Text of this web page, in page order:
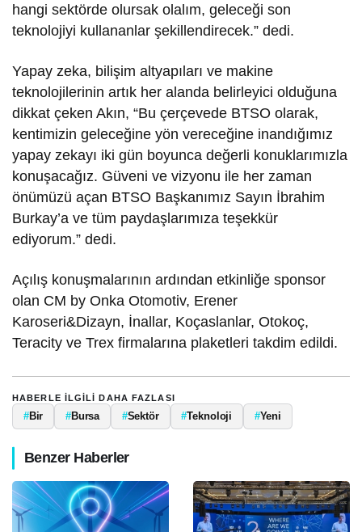
hangi sektörde olursak olalım, geleceği son
teknolojiyi kullananlar şekillendirecek.” dedi.
Yapay zeka, bilişim altyapıları ve makine
teknolojilerinin artık her alanda belirleyici olduğuna
dikkat çeken Akın, “Bu çerçevede BTSO olarak,
kentimizin geleceğine yön vereceğine inandığımız
yapay zekayı iki gün boyunca değerli konuklarımızla
konuşacağız. Güveni ve vizyonu ile her zaman
önümüzü açan BTSO Başkanımız Sayın İbrahim
Burkay’a ve tüm paydaşlarımıza teşekkür
ediyorum.” dedi.
Açılış konuşmalarının ardından etkinliğe sponsor
olan CM by Onka Otomotiv, Erener
Karoseri&Dizayn, İnallar, Koçaslanlar, Otokoç,
Teracity ve Trex firmalarına plaketleri takdim edildi.
HABERLE ILGILI DAHA FAZLASI
#Bir #Bursa #Sektör #Teknoloji #Yeni
Benzer Haberler